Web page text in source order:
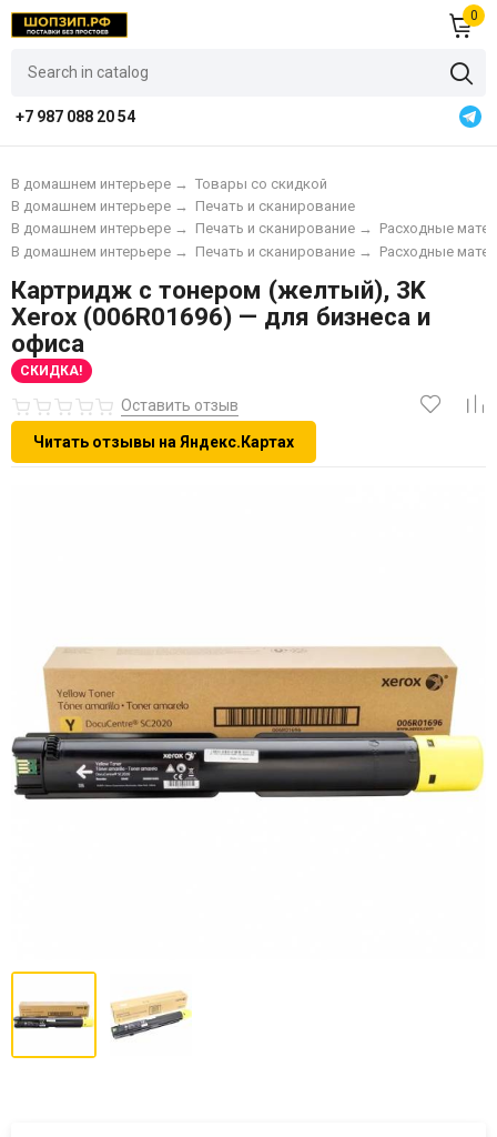
0
+7 987 088 20 54
В домашнем интерьере → Товары со скидкой
Печать и сканирование
В домашнем интерьере →
Расходные
Печать и сканирование →
В домашнем интерьере →
Расходные
Печать и сканирование →
В домашнем интерьере →
Картридж с тонером (желтый), 3K
Xerox (006R01696) — для бизнеса и
офиса
СКИДКА!
Оставить отзыв
Читать отзывы на Яндекс.Картах